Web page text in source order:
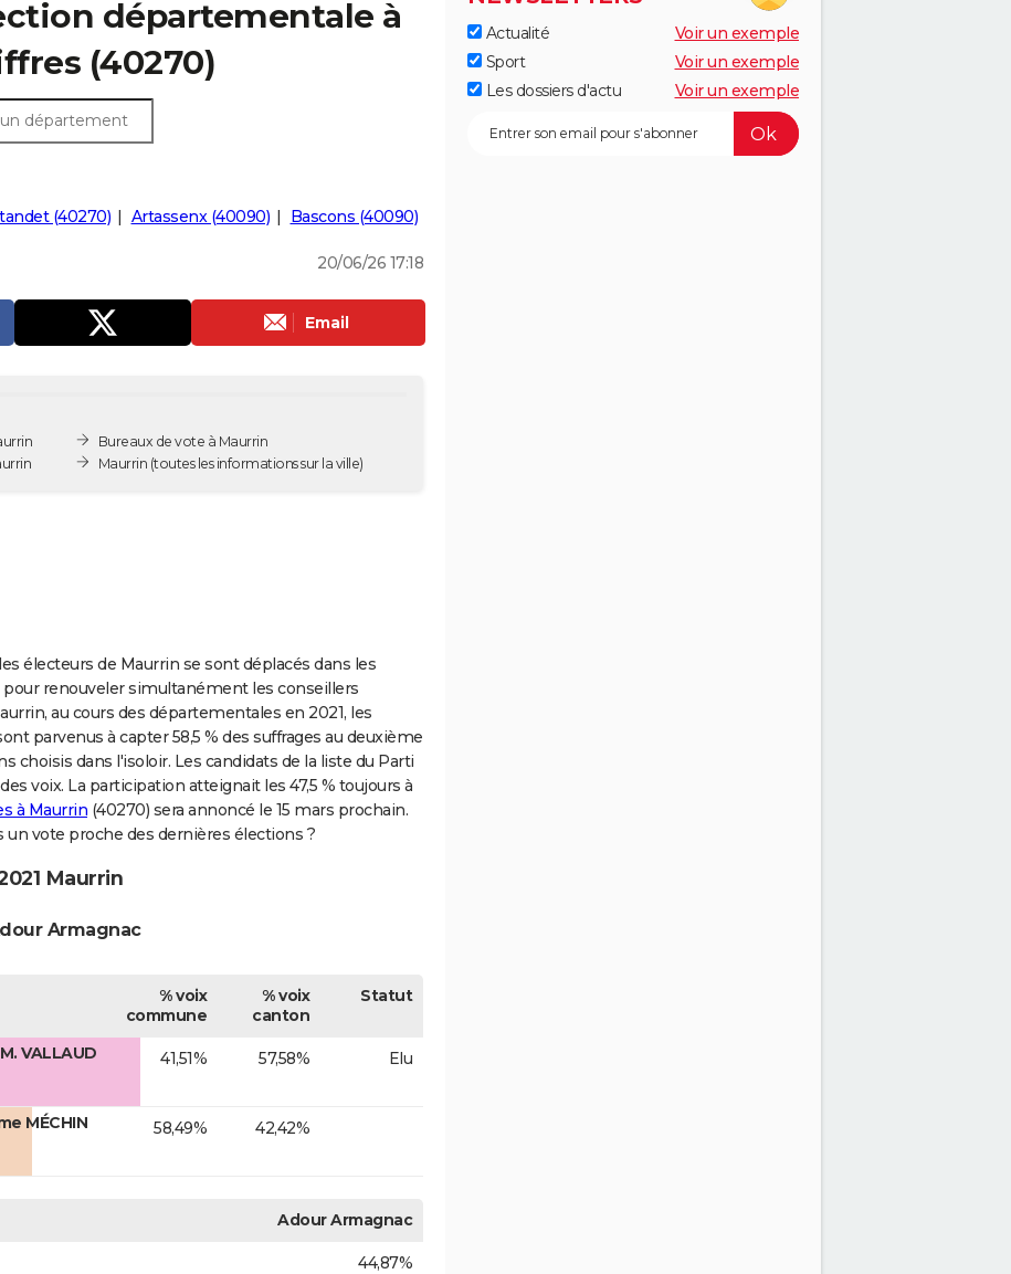
départementale à
(40270)
(40270) Artassenx (40090) Bascons (40090)
20/06/26 17:18
Email
Bureaux de vote à Maurrin
Maurrin (toutes les informations sur la ville)
électeurs de Maurrin se sont déplacés dans les
renouveler simultanément les conseillers
au cours des départementales en 2021, les
parvenus à capter 58,5 % des suffrages au deuxième
choisis dans l'isoloir. Les candidats de la liste du Parti
voix. La participation atteignait les 47,5 % toujours à
à Maurrin (40270) sera annoncé le 15 mars prochain.
un vote proche des dernières élections ?
Maurrin
Armagnac
% voix
commune
% voix
canton
Statut
VALLAUD
41,51% 57,58% Elu
MÉCHIN
58,49% 42,42%
Adour Armagnac
44,87%
Actualité
Voir un exemple
Sport
Voir un exemple
Les dossiers d'actu
Voir un exemple